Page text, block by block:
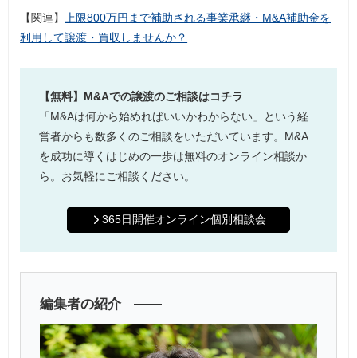
【関連】
上限800万円まで補助される事業承継・M&A補助金を
利用して譲渡・買収しませんか？
【無料】M&Aでの譲渡のご相談はコチラ
「M&Aは何から始めればいいかわからない」という経
営者からも数多くのご相談をいただいています。M&A
を成功に導くはじめの一歩は無料のオンライン相談か
ら。お気軽にご相談ください。
365日開催オンライン個別相談会
編集者の紹介